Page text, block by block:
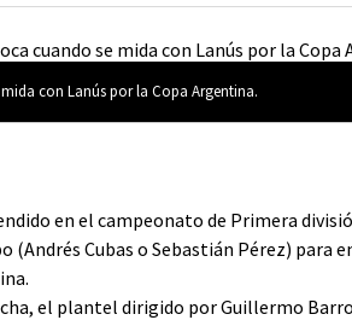
con Lanús por la Copa Argentina.
en el campeonato de Primera
(Andrés Cubas o Sebastián Pérez) para
el plantel dirigido por Guillermo